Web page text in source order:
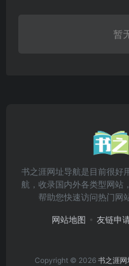
暂
书之涯网址导航是目前很好
航，收录国内外各类型网站
帮助您快速访问热门网
网站地图 友链申
Copyright © 2026 书之涯网